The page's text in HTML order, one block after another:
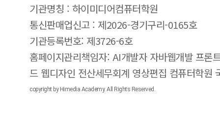
기관명칭 : 하이미디어컴퓨터학원
통신판매업신고 : 제2026-경기구리-0165호
기관등록번호: 제3726-6호
홈페이지관리책임자: AI개발자 자바웹개발 프론
드 웹디자인 전산세무회계 영상편집 컴퓨터학원
copyright by Himedia Academy. All Rights Reserved.